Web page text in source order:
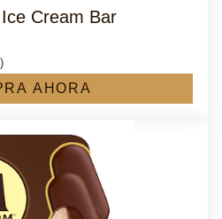
Cream Bar
AHORA